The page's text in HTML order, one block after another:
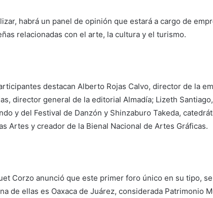
habrá un panel de opinión que estará a cargo de
relacionadas con el arte, la cultura y el turismo.
destacan Alberto Rojas Calvo, director de la
director general de la editorial Almadía; Lizeth
y del Festival de Danzón y Shinzaburo Takeda,
Artes y creador de la Bienal Nacional de Artes Gráficas.
Corzo anunció que este primer foro único en su tipo,
de ellas es Oaxaca de Juárez, considerada Patrimonio